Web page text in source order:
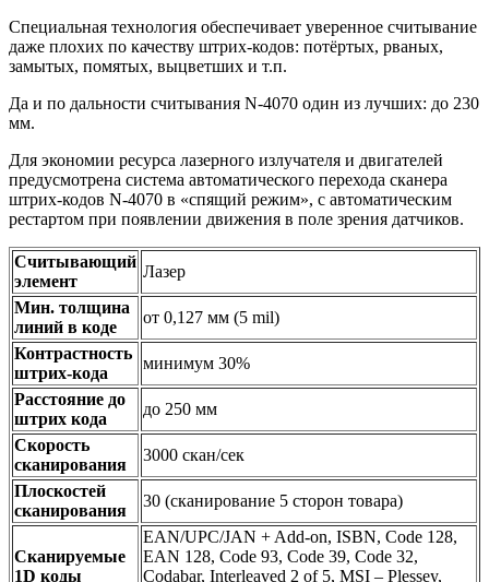
Специальная технология обеспечивает уверенное считывание
даже плохих по качеству штрих-кодов: потёртых, рваных,
замытых, помятых, выцветших и т.п.
Да и по дальности считывания N-4070 один из лучших: до 230
мм.
Для экономии ресурса лазерного излучателя и двигателей
предусмотрена система автоматического перехода сканера
штрих-кодов N-4070 в «спящий режим», с автоматическим
рестартом при появлении движения в поле зрения датчиков.
Считывающий
элемент
Лазер
Мин. толщина
линий в коде
от 0,127 мм (5 mil)
Контрастность
штрих-кода
минимум 30%
Расстояние до
штрих кода
до 250 мм
Скорость
сканирования
3000 скан/сек
Плоскостей
сканирования
30 (сканирование 5 сторон товара)
Сканируемые
1D коды
EAN/UPC/JAN + Add-on, ISBN, Code 128,
EAN 128, Code 93, Code 39, Code 32,
Codabar, Interleaved 2 of 5, MSI – Plessey,